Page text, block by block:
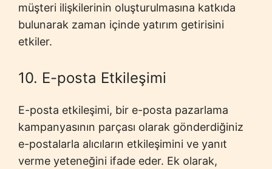
müşteri ilişkilerinin oluşturulmasına katkıda
bulunarak zaman içinde yatırım getirisini
etkiler.
10. E-posta Etkileşimi
E-posta etkileşimi, bir e-posta pazarlama
kampanyasının parçası olarak gönderdiğiniz
e-postalarla alıcıların etkileşimini ve yanıt
verme yeteneğini ifade eder. Ek olarak,